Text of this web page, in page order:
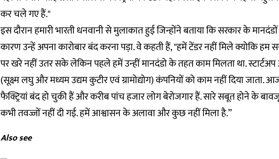
कर चले गए हैं."
इस दौरान हमारी भारती धनवानी से मुलाकात हुई जिन्होंने बताया कि सरकार के
कारण उन्हें अपना कारोबार बंद करना पड़ा. वे कहती हैं, "हमें टेंडर नहीं मिले क्योकि हम
पर खरे नहीं उतर सके लेकिन पहले हमें उन्हीं मानदंडो के तहत काम मिलता था.
(सूक्ष्म लघु और मध्यम उद्यम कुटीर एवं ग्रामोद्योग) कंपनियों को काम नहीं दिया जाता.
फैक्ट्रियां बंद हो चुकी हैं और करीब पांच हजार लोग बेरोजगार हैं. सारे सबूत होने के
कभी तवज्जों नहीं दी गई. हमें आश्वासन के अलावा और कुछ नहीं मिला है.”
Also see